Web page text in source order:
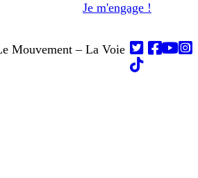
Je m'engage !
Mouvement – La Voie
Follow us on
Follow us on
Follow us on
Follow us on
Follow us